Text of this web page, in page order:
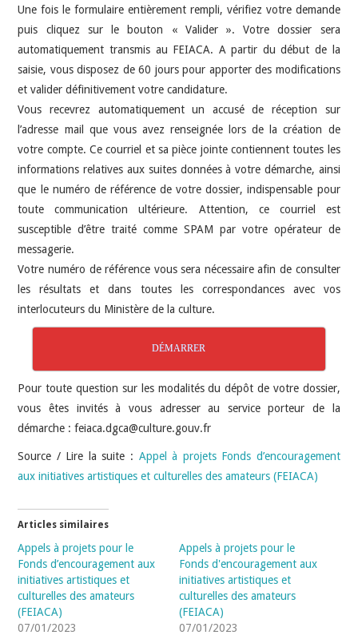
Une fois le formulaire entièrement rempli, vérifiez votre demande
puis cliquez sur le bouton « Valider ». Votre dossier sera
automatiquement transmis au FEIACA. A partir du début de la
saisie, vous disposez de 60 jours pour apporter des modifications
et valider définitivement votre candidature.
Vous recevrez automatiquement un accusé de réception sur
l’adresse mail que vous avez renseignée lors de la création de
votre compte. Ce courriel et sa pièce jointe contiennent toutes les
informations relatives aux suites données à votre démarche, ainsi
que le numéro de référence de votre dossier, indispensable pour
toute communication ultérieure. Attention, ce courriel est
susceptible d’être traité comme SPAM par votre opérateur de
messagerie.
Votre numéro de référence vous sera nécessaire afin de consulter
les résultats et dans toutes les correspondances avec vos
interlocuteurs du Ministère de la culture.
DÉMARRER
Pour toute question sur les modalités du dépôt de votre dossier,
vous êtes invités à vous adresser au service porteur de la
démarche : feiaca.dgca@culture.gouv.fr
Source / Lire la suite : Appel à projets Fonds d’encouragement
aux initiatives artistiques et culturelles des amateurs (FEIACA)
Articles similaires
Appels à projets pour le
Fonds d’encouragement aux
initiatives artistiques et
culturelles des amateurs
(FEIACA)
07/01/2023
Appels à projets pour le
Fonds d'encouragement aux
initiatives artistiques et
culturelles des amateurs
(FEIACA)
07/01/2023